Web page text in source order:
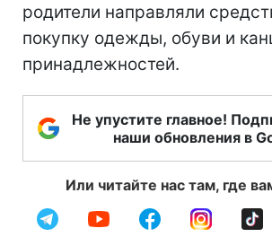
родители направляли
покупку одежды, обуви и
принадлежностей.
Не упустите главное!
наши обновления в
Или читайте нас там, где